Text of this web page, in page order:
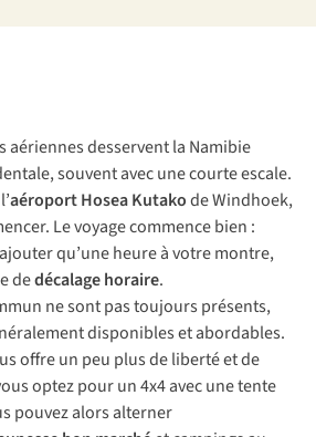
aériennes desservent la Namibie
souvent avec une courte escale.
aéroport Hosea Kutakode Windhoek,
Le voyage commence bien :
qu’une heure à votre montre,
dedécalage horaire.
ne sont pas toujours présents,
disponibles et abordables.
offre un peu plus de liberté et de
optez pour un 4x4 avec une tente
pouvez alors alterner